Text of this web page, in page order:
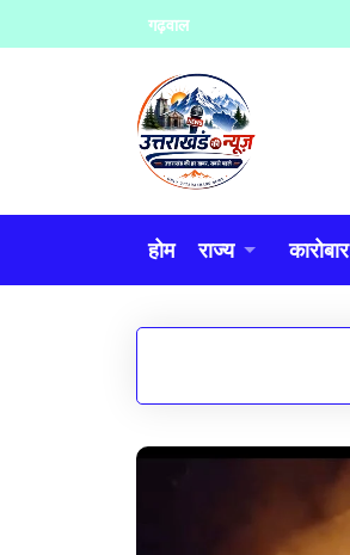
to
गढ़वाल
होम राज्य कारोबार